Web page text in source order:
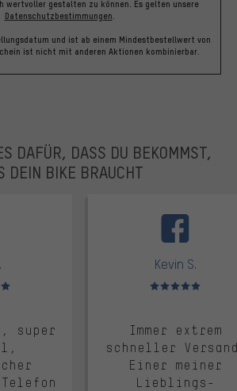
wertvoller gestalten zu können. Es gelten unsere
Datenschutzbestimmungen
und ist ab einem Mindestbestellwert von
ist nicht mit anderen Aktionen kombinierbar.
DAFÜR, DASS DU BEKOMMST,
DEIN BIKE BRAUCHT
5 von 5
super
Kevin S.
Bewertungen: 5 von 5
Immer extrem
schneller
Einer meiner
Lieblings-